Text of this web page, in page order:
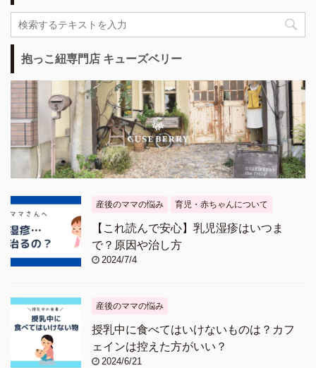
抱っこ紐専門店 キューズベリー
産後のママの悩み 育児・赤ちゃんについて
【これ読んで安心】乳児湿疹はいつま
で？原因や治し方
2024/7/4
産後のママの悩み
授乳中に食べてはいけないものは？カフ
ェインは控えた方がいい？
2024/6/21